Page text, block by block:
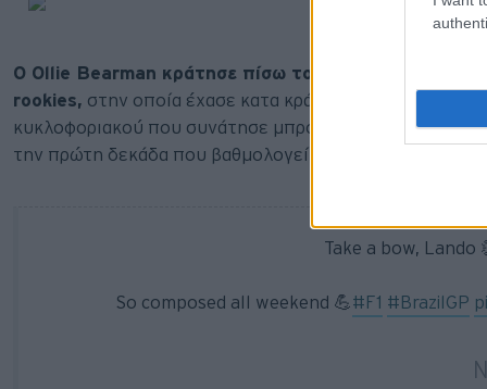
Ο Ollie Bearman κράτησε πίσω του τον Liam Lawson
rookies, στην οποία έχασε κατα κράτος ο Isack Hadjar
κυκλοφοριακού που συνάτησε μπροστά του. Nico
την πρώτη δεκάδα που βαθμολογείται.
Take a bow, Lando
So composed all weekend 💪#F1 #BrazilGP